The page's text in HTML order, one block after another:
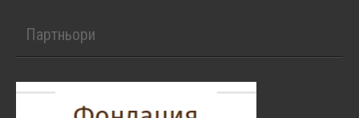
Партньори